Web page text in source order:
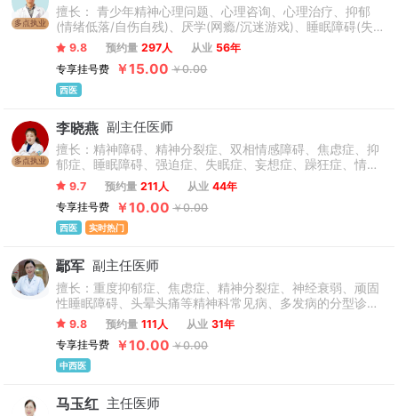
贵”的问题，深受广大患者的好评和社会各界的称赞。为营造-
个和谐良好的诊疗氛围、提高我院医患关系解决能力，特别设
立了一个单独的行政部门，随时接受患者建议、患者投诉。并
长期为医患关系的再进步而不断进行培训，随时对不足之处进
行批评改进。因为我们坚信:良好的医患关系才能让诊疗工作顺
多点执业
擅长： 青少年精神心理问题、心理咨询、心理治疗、抑郁
(情绪低落/自伤自残)、厌学(网瘾/沉迷游戏)、睡眠障碍(失
眠)、精神分裂(精神障碍)、强迫症等，焦虑症、老年期精神
病、精神药物的合理使用、戒酒/酒精依赖、神经衰弱、植物
神经紊乱、恐惧症、强迫症、躁狂症、双向情感障碍、儿童
多动症、抽动症、孤独症、自闭症等。
9.8 预约量 297人 从业 56年
专享挂号费
￥15.00 ￥0.00
西医
多点执业
李晓燕 副主任医师
擅长：精神障碍、精神分裂症、双相情感障碍、焦虑症、抑
郁症、睡眠障碍、强迫症、失眠症、妄想症、躁狂症、情感
障碍、癔症强迫症、躯体形式障碍、老年期精神障碍等精神
疾病的诊断及治疗。
9.7 预约量 211人 从业 44年
专享挂号费
￥10.00 ￥0.00
西医 实时热门
鄢军 副主任医师
擅长：重度抑郁症、焦虑症、精神分裂症、神经衰弱、顽固
性睡眠障碍、头晕头痛等精神科常见病、多发病的分型诊
治。
9.8 预约量 111人 从业 31年
专享挂号费
￥10.00 ￥0.00
中西医
马玉红 主任医师